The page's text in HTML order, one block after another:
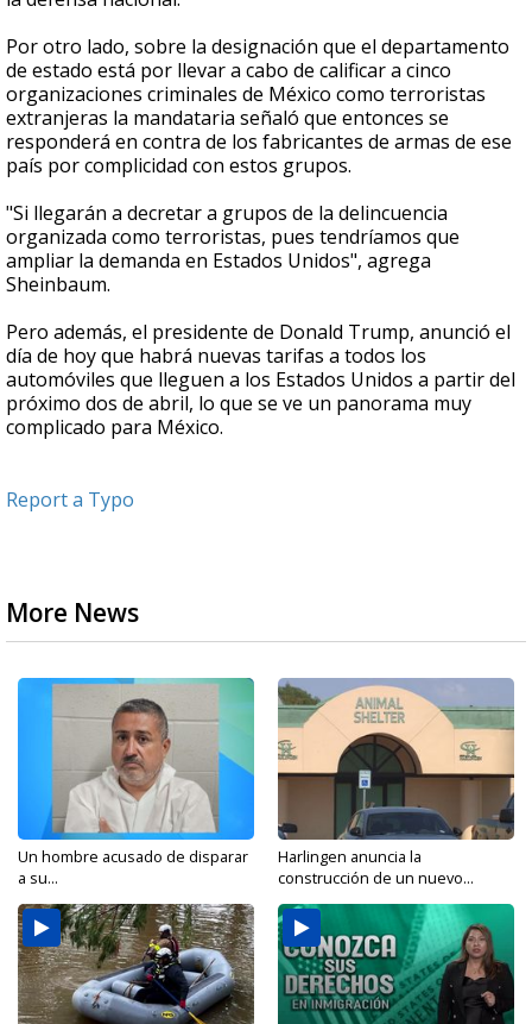
Por otro lado, sobre la designación que el departamento
de estado está por llevar a cabo de calificar a cinco
organizaciones criminales de México como terroristas
extranjeras la mandataria señaló que entonces se
responderá en contra de los fabricantes de armas de ese
país por complicidad con estos grupos.
"Si llegarán a decretar a grupos de la delincuencia
organizada como terroristas, pues tendríamos que
ampliar la demanda en Estados Unidos", agrega
Sheinbaum.
Pero además, el presidente de Donald Trump, anunció el
día de hoy que habrá nuevas tarifas a todos los
automóviles que lleguen a los Estados Unidos a partir del
próximo dos de abril, lo que se ve un panorama muy
complicado para México.
Report a Typo
More News
Un hombre acusado de disparar
a su...
Harlingen anuncia la
construcción de un nuevo...